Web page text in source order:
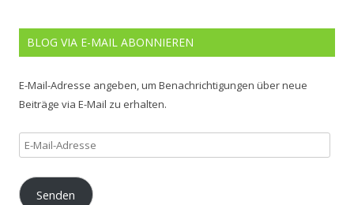
BLOG VIA E-MAIL ABONNIEREN
E-Mail-Adresse angeben, um Benachrichtigungen über neue
Beiträge via E-Mail zu erhalten.
E-
Mail-
Adresse
Senden